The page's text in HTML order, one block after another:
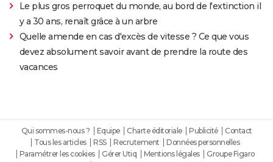
Le plus gros perroquet du monde, au bord de l'extinction il
y a 30 ans, renaît grâce à un arbre
Quelle amende en cas d'excès de vitesse ? Ce que vous
devez absolument savoir avant de prendre la route des
vacances
Qui sommes-nous ? Equipe Charte éditoriale Publicité
Contact
Tous les articles
RSS Recrutement
Données personnelles
Paramétrer les cookies
Gérer Utiq Mentions légales
Groupe Figaro